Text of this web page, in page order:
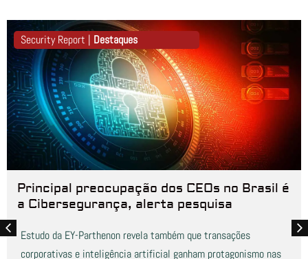
Security Report | Destaques
Principal preocupação dos CEOs no Brasil é
a Cibersegurança, alerta pesquisa
Estudo da EY-Parthenon revela também que transações
corporativas e inteligência artificial ganham protagonismo nas